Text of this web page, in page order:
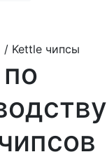
/ Kettle чипсы